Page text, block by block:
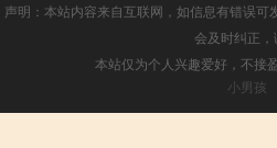
声明：本站内容来自互联网，如信息有错误
会及时纠正，
本站仅为个人兴趣爱好，不接
小男孩